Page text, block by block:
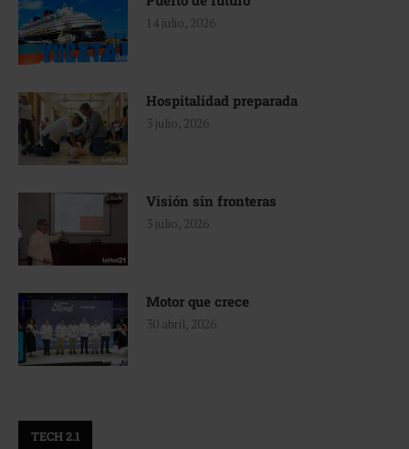
14 julio, 2026
Hospitalidad preparada
3 julio, 2026
Visión sin fronteras
3 julio, 2026
Motor que crece
30 abril, 2026
TECH 2.1